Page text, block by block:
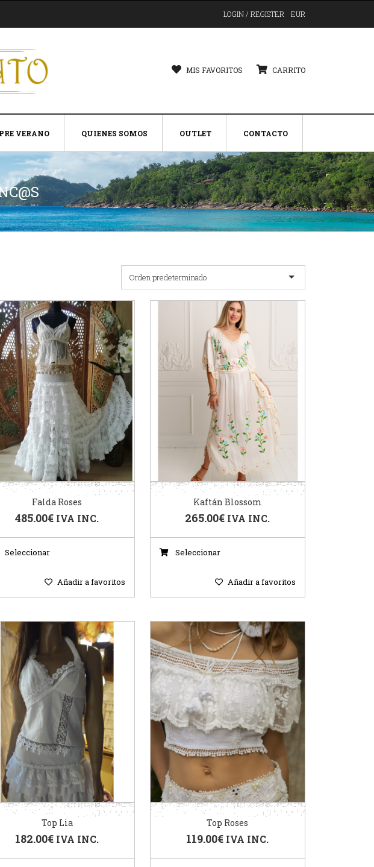
LOGIN / REGISTER EUR
MIS FAVORITOS CARRITO
VERANO QUIENES SOMOS OUTLET CONTACTO
Orden predeterminado
Falda Roses
485.00€ IVA INC.
Seleccionar
Añadir a favoritos
Kaftán Blossom
265.00€ IVA INC.
Seleccionar
Añadir a favoritos
Top Lia
182.00€ IVA INC.
Top Roses
119.00€ IVA INC.